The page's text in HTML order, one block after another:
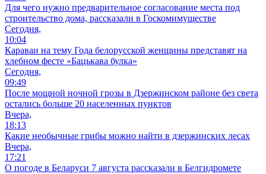
Для чего нужно предварительное согласование места под
строительство дома, рассказали в Госкомимуществе
Сегодня,
10:04
Караваи на тему Года белорусской женщины представят на
хлебном фесте «Бацькава булка»
Сегодня,
09:49
После мощной ночной грозы в Дзержинском районе без света
остались больше 20 населенных пунктов
Вчера,
18:13
Какие необычные грибы можно найти в дзержинских лесах
Вчера,
17:21
О погоде в Беларуси 7 августа рассказали в Белгидромете